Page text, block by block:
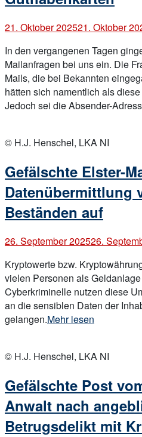
21. Oktober 202521. Oktober
In den vergangenen Tagen
Mailanfragen bei uns ein. Die
Mails, die bei Bekannten
hätten sich namentlich als
Jedoch sei die Absender-
post
© H.J. Henschel, LKA NI
Gefälschte Elster-
Datenübermittlung
Beständen auf
26. September 202526.
Kryptowerte bzw.
vielen Personen als
Cyberkriminelle nutzen diese
an die sensiblen Daten der
gelangen.„Gefälschte
fordert
Datenübermittlung
von
Krypto-
Beständen
Mehr lesen
post
© H.J. Henschel, LKA NI
Gefälschte Post
Anwalt nach
Betrugsdelikt mit